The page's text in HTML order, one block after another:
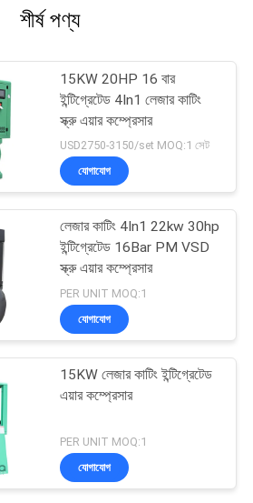
শীর্ষ পণ্য
15KW 20HP 16 বার
ইন্টিগ্রেটেড 4In1 লেজার কাটিং
স্ক্রু এয়ার কম্প্রেসার
USD2750-3150/set MOQ:1 সেট
যোগাযোগ
লেজার কাটিং 4In1 22kw 30hp
ইন্টিগ্রেটেড 16Bar PM VSD
স্ক্রু এয়ার কম্প্রেসার
PER UNIT MOQ:1
যোগাযোগ
15KW লেজার কাটিং ইন্টিগ্রেটেড
এয়ার কম্প্রেসার
PER UNIT MOQ:1
যোগাযোগ